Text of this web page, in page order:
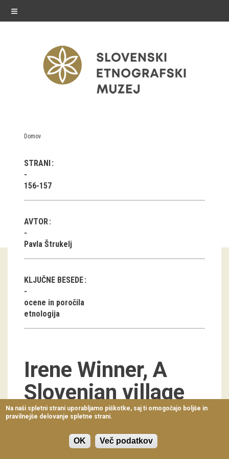
≡
razstave
Stalne razstave
Občasne razstave
Gostovanja
E-razstave
Virtualni sprehodi
Razstavni projekti
Napovednik
Arhiv razstav
dogodki
Prireditve
Predavanja
Delavnice
Vodeni ogledi
Domov
STRANI
156-157
AVTOR
Pavla Štrukelj
KLJUČNE BESEDE
ocene in poročila
etnologija
Irene Winner, A
Slovenian village
Žerovnica. Brown
University Press,
Na naši spletni strani uporabljamo piškotke, saj ti omogočajo boljše in
pravilnejše delovanje spletne strani.
OK Več podatkov